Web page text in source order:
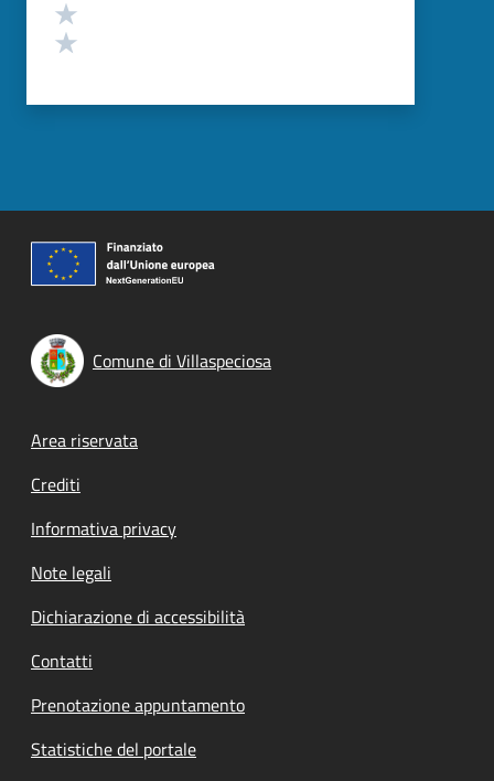
Comune di Villaspeciosa
Footer menu
Area riservata
Crediti
Informativa privacy
Note legali
Dichiarazione di accessibilità
Contatti
Prenotazione appuntamento
Statistiche del portale